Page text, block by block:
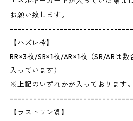
お願い致します。
【ハズレ枠】
RR×3枚/SR×1枚/AR×1枚（SR/ARは
入っています）
※上記のいずれかが入っております。
【ラストワン賞】